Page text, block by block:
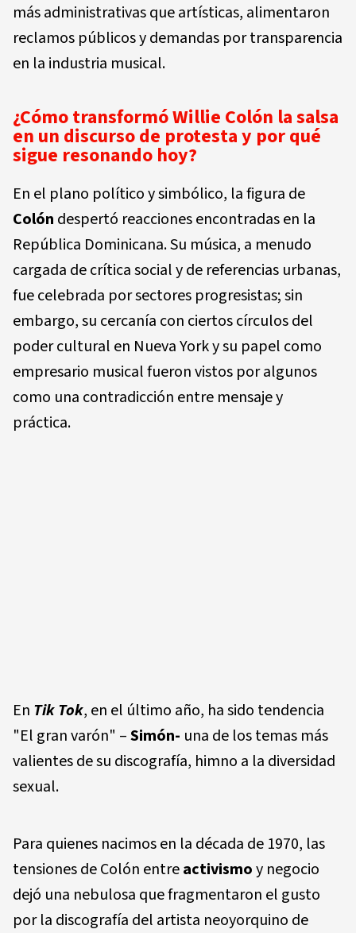
más administrativas que artísticas, alimentaron
reclamos públicos y demandas por transparencia
en la industria musical.
¿Cómo transformó Willie Colón la salsa
en un discurso de protesta y por qué
sigue resonando hoy?
En el plano político y simbólico, la figura de
Colón despertó reacciones encontradas en la
República Dominicana. Su música, a menudo
cargada de crítica social y de referencias urbanas,
fue celebrada por sectores progresistas; sin
embargo, su cercanía con ciertos círculos del
poder cultural en Nueva York y su papel como
empresario musical fueron vistos por algunos
como una contradicción entre mensaje y
práctica.
En Tik Tok, en el último año, ha sido tendencia
"El gran varón" –Simón- una de los temas más
valientes de su discografía, himno a la diversidad
sexual.
Para quienes nacimos en la década de 1970, las
tensiones de Colón entreactivismoy negocio
dejó una nebulosa que fragmentaron el gusto
por la discografía del artista neoyorquino de